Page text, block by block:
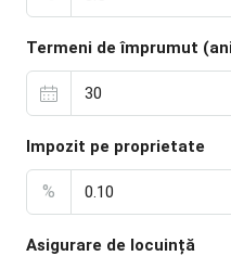
Termeni de împrumut
Impozit pe proprietate
%
Asigurare de locuință